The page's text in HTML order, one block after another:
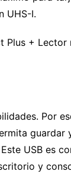
UHS-I.
Plus +
Por
guardar
USB es
y